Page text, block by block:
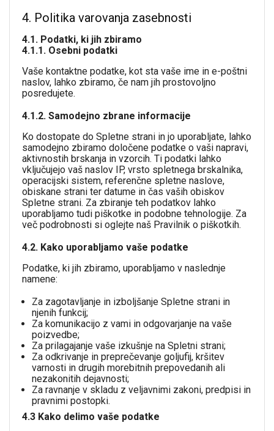
4. Politika varovanja zasebnosti
4.1. Podatki, ki jih zbiramo
4.1.1. Osebni podatki
Vaše kontaktne podatke, kot sta vaše ime in e-poštni
naslov, lahko zbiramo, če nam jih prostovoljno
posredujete.
4.1.2. Samodejno zbrane informacije
Ko dostopate do Spletne strani in jo uporabljate, lahko
samodejno zbiramo določene podatke o vaši napravi,
aktivnostih brskanja in vzorcih. Ti podatki lahko
vključujejo vaš naslov IP, vrsto spletnega brskalnika,
operacijski sistem, referenčne spletne naslove,
obiskane strani ter datume in čas vaših obiskov
Spletne strani. Za zbiranje teh podatkov lahko
uporabljamo tudi piškotke in podobne tehnologije. Za
več podrobnosti si oglejte naš Pravilnik o piškotkih.
4.2. Kako uporabljamo vaše podatke
Podatke, ki jih zbiramo, uporabljamo v naslednje
namene:
Za zagotavljanje in izboljšanje Spletne strani in
njenih funkcij;
Za komunikacijo z vami in odgovarjanje na vaše
poizvedbe;
Za prilagajanje vaše izkušnje na Spletni strani;
Za odkrivanje in preprečevanje goljufij, kršitev
varnosti in drugih morebitnih prepovedanih ali
nezakonitih dejavnosti;
Za ravnanje v skladu z veljavnimi zakoni, predpisi in
pravnimi postopki.
4.3 Kako delimo vaše podatke